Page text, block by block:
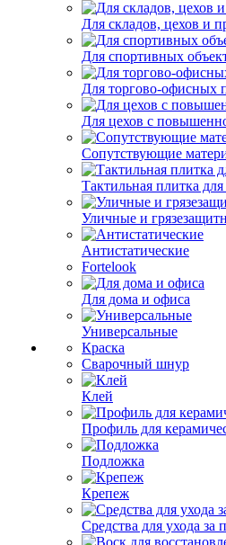
Для складов, цехов и
Для спортивных
Для торгово-офисных
Для цехов с
Сопутствующие
Тактильная плитка
Уличные и
Антистатические
Fortelook
Для дома и офиса
Универсальные
Краска
Сварочный шнур
Клей
Профиль для
Подложка
Крепеж
Средства для ухода за